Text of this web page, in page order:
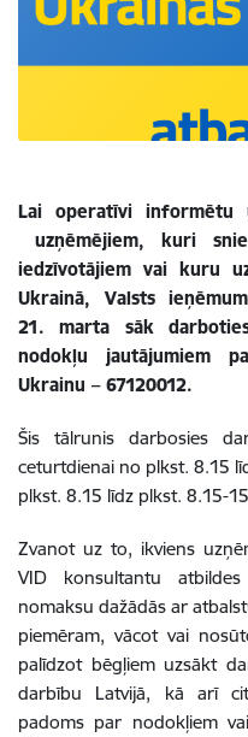
Lai operatīvi informētu
uzņēmējiem, kuri
iedzīvotājiem vai kuru
Ukrainā, Valsts
21. marta sāk
nodokļu jautājumiem
Ukrainu – 67120012.
Šis tālrunis darbosies
ceturtdienai no plkst. 8.15
plkst. 8.15 līdz plkst. 8.15-
Zvanot uz to, ikviens
VID konsultantu
nomaksu dažādās ar
piemēram, vācot vai
palīdzot bēgļiem uzsākt
darbību Latvijā, kā arī
padoms par nodokļiem